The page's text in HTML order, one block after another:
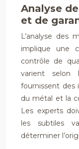
Analyse
et de
L’analyse des
implique une
contrôle de
varient selon
fournissent des
du métal et la
Les experts
les subtiles
déterminer